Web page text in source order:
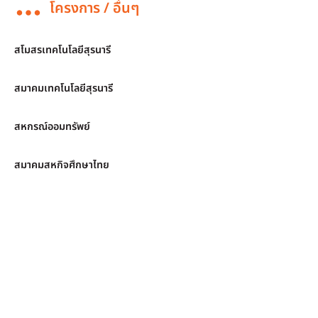
โครงการ / อื่นๆ
สโมสรเทคโนโลยีสุรนารี
สมาคมเทคโนโลยีสุรนารี
สหกรณ์ออมทรัพย์
สมาคมสหกิจศึกษาไทย